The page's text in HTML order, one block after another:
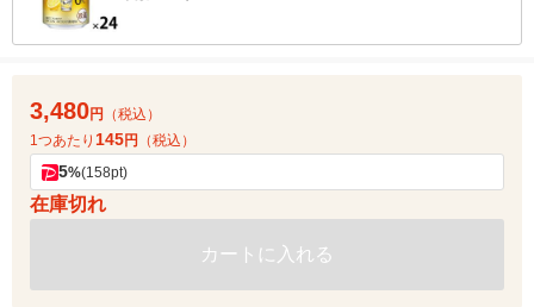
3,480円
（税込）
1つあたり 145円 （税込）
5%(158pt)
在庫切れ
カートに入れる